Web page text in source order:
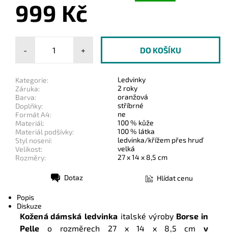
999 Kč
- +
Kategorie:
Ledvinky
Záruka:
2 roky
Barva:
oranžová
Doplňky:
stříbrné
Formát A4:
ne
Materiál:
100 % kůže
Materiál podšívky:
100 % látka
Styl nosení:
ledvinka/křížem přes hruď
Velikost:
velká
Rozměry:
27 x 14 x 8,5 cm
Dotaz Hlídat cenu
Popis
Diskuze
Kožená dámská ledvinka italské výrobyBorse in
Pelle o rozměrech 27 x 14 x 8,5 cm
v